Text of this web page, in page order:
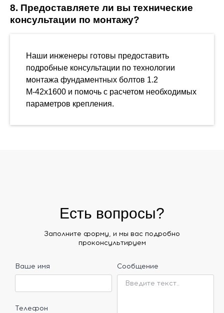
8. Предоставляете ли вы технические
консультации по монтажу?
Наши инженеры готовы предоставить
подробные консультации по технологии
монтажа фундаментных болтов 1.2
М-42х1600 и помочь с расчетом необходимых
параметров крепления.
Есть вопросы?
Заполните форму, и мы вас подробно
проконсультируем
Ваше имя
Телефон
Сообщение